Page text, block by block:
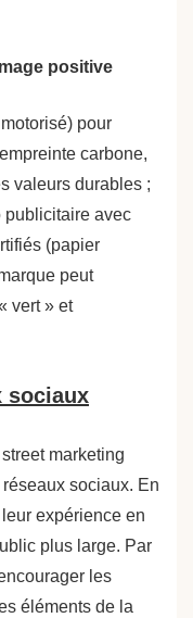
positive
pour
carbone,
valeurs durables ;
publicitaire avec
(papier
peut
vert » et
sociaux
marketing
sociaux. En
expérience en
plus large. Par
les
éléments de la